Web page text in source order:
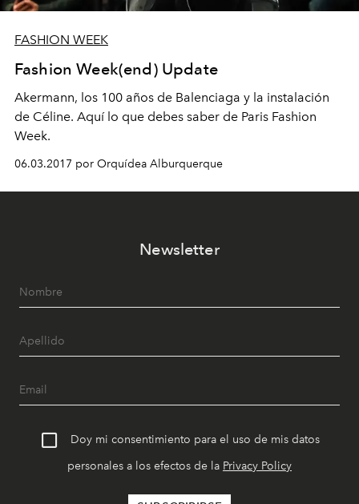
FASHION WEEK
Fashion Week(end) Update
Akermann, los 100 años de Balenciaga y la instalación
de Céline. Aquí lo que debes saber de Paris Fashion
Week.
06.03.2017 por Orquídea Alburquerque
Newsletter
Doy mi consentimiento para el uso de mis datos
personales a los efectos de la Privacy Policy